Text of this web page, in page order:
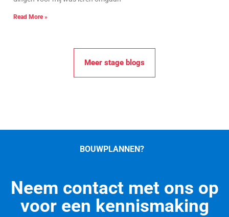
Read More »
Meer stage blogs
BOUWPLANNEN?
Neem contact met ons op
voor een kennismaking